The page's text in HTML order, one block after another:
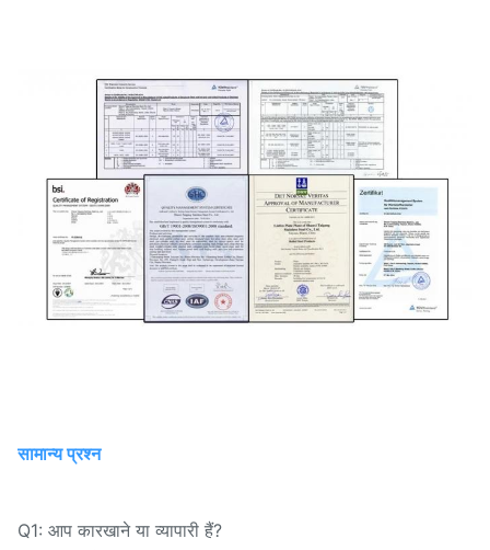
सामान्य प्रश्न
Q1: आप कारखाने या व्यापारी हैं?